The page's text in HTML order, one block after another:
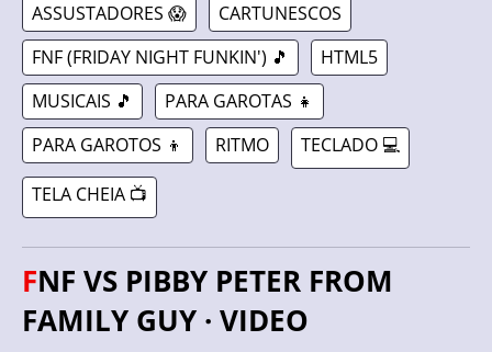
ASSUSTADORES 😱
CARTUNESCOS
FNF (FRIDAY NIGHT FUNKIN') 🎵
HTML5
MUSICAIS 🎵
PARA GAROTAS 👧
PARA GAROTOS 👦
RITMO TECLADO 💻
TELA CHEIA 📺
FNF VS PIBBY PETER FROM
FAMILY GUY · VIDEO